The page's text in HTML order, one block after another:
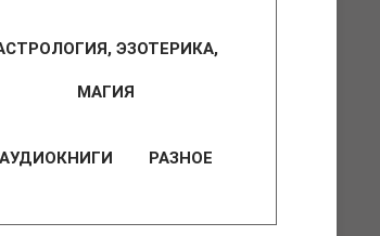
ЭЗОТЕРИКА,
МАГИЯ
АУДИОКНИГИ РАЗНОЕ